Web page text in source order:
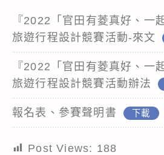
『2022「官田有菱真好、一
旅遊行程設計競賽活動-來文
『2022「官田有菱真好、一
旅遊行程設計競賽活動辦法
報名表、參賽聲明書 下載
Post Views: 188